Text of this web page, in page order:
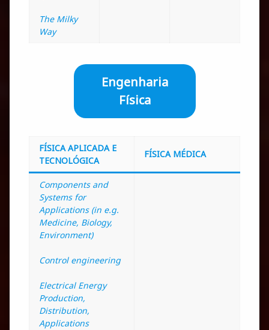
The Milky
Way
Engenharia
Física
FÍSICA APLICADA E
TECNOLÓGICA
FÍSICA MÉDICA
Components and
Systems for
Applications (in e.g.
Medicine, Biology,
Environment)
Control engineering
Electrical Energy
Production,
Distribution,
Applications